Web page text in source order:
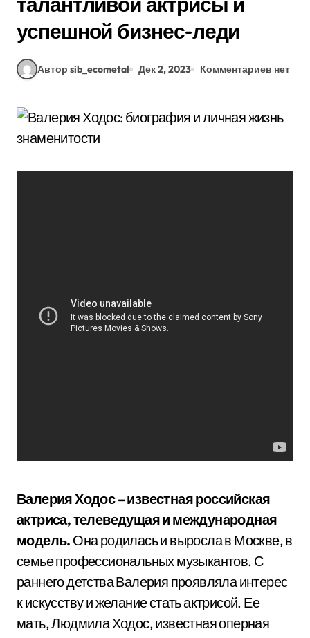
успешной бизнес-леди
Автор sib_ecometal Дек 2, 2023 Комментариев нет
Валерия Ходос – известная российская
актриса, телеведущая и международная
модель. Она родилась и выросла в Москве, в
семье профессиональных музыкантов. С
раннего детства Валерия проявляла интерес
к искусству и желание стать актрисой. Ее
мать, Людмила Ходос, известная оперная